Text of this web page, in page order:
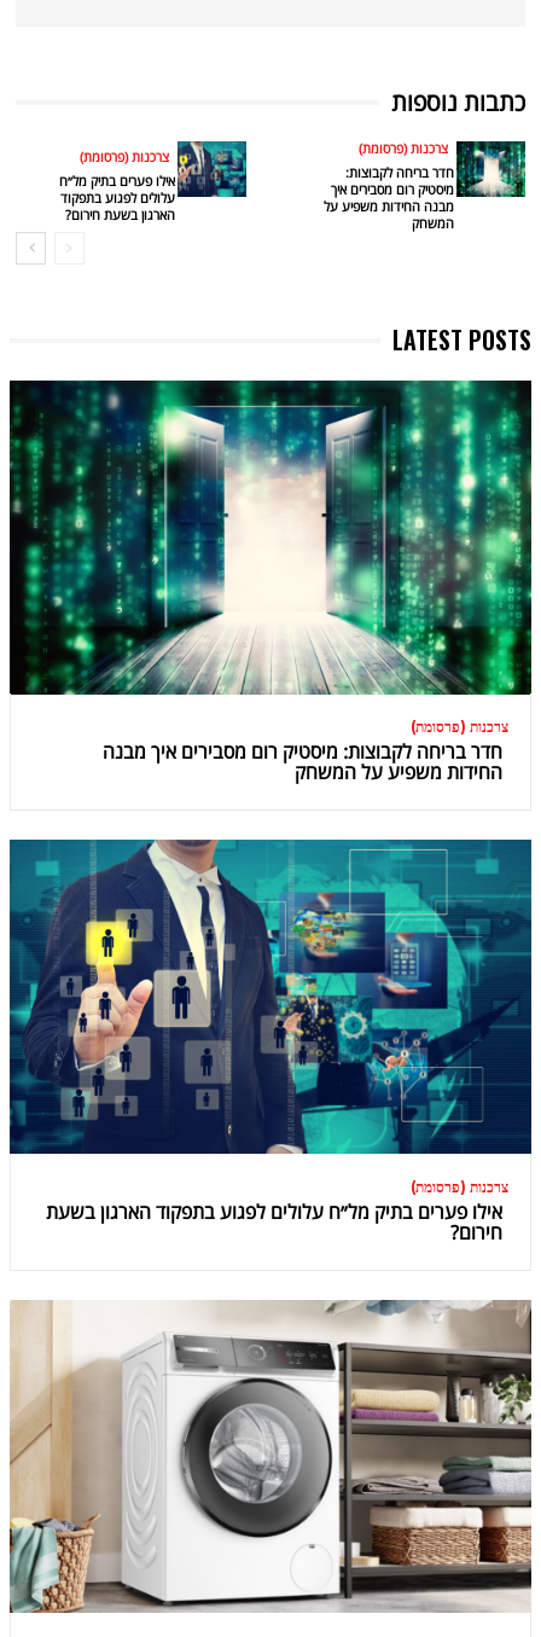
כתבות נוספות
צרכנות (פרסומת)
חדר בריחה לקבוצות:
מיסטיק רום מסבירים איך
מבנה החידות משפיע על
המשחק
צרכנות (פרסומת)
אילו פערים בתיק מל״ח
עלולים לפגוע בתפקוד
הארגון בשעת חירום?
LATEST POSTS
צרכנות (פרסומת)
חדר בריחה לקבוצות: מיסטיק רום מסבירים איך מבנה
החידות משפיע על המשחק
צרכנות (פרסומת)
אילו פערים בתיק מל״ח עלולים לפגוע בתפקוד הארגון בשעת
חירום?